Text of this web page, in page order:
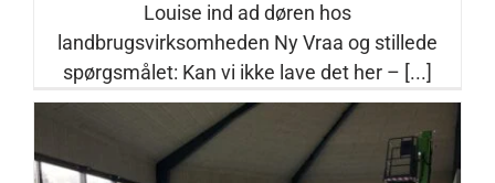
Louise ind ad døren hos
landbrugsvirksomheden Ny Vraa og stillede
spørgsmålet: Kan vi ikke lave det her – [...]